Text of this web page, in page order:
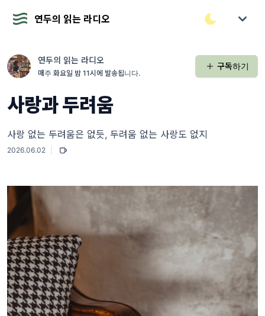
연두의 읽는 라디오
연두의 읽는 라디오
매주 화요일 밤 11시에 발송됩니다.
구독하기
사랑과 두려움
사랑 없는 두려움은 없듯, 두려움 없는 사랑도 없지
2026.06.02